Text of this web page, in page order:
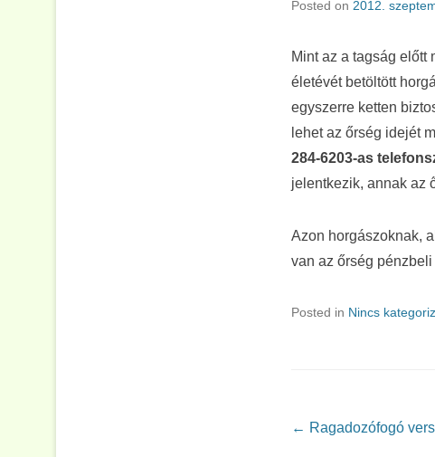
Posted on 2012.
Mint az a tagság előtt
életévét betöltött
egyszerre ketten
lehet az őrség idejét
284-6203-as
jelentkezik, annak az
Azon horgászoknak,
van az őrség
Posted in Nincs
Post navigation
← Ragadozófogó